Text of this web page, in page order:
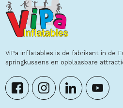
ViPa inflatables is de fabrikant in de
springkussens en opblaasbare